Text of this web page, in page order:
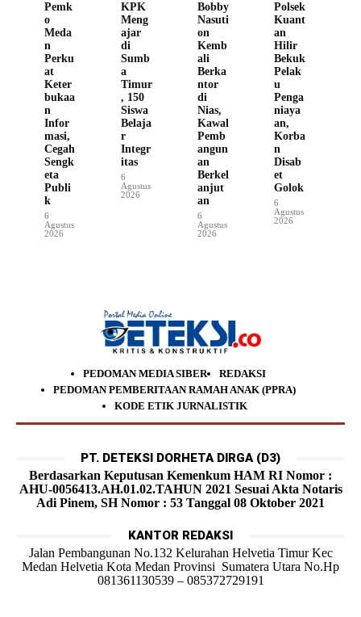
Pemk
o
Meda
n
Perku
at
Keter
bukaa
n
Infor
masi,
Cegah
Sengk
eta
Publi
k
6
Agustus
2026
KPK
Meng
ajar
di
Sumb
a
Timur
, 150
Siswa
Belaja
r
Integr
itas
6
Agustus
2026
Bobby
Nasuti
on
Kemb
ali
Berka
ntor
di
Nias,
Kawal
Pemb
angun
an
Berkel
anjut
an
6
Agustus
2026
Polsek
Kuant
an
Hilir
Bekuk
Pelak
u
Penga
niaya
an,
Korba
n
Disab
et
Golok
6
Agustus
2026
PEDOMAN MEDIA SIBER
REDAKSI
PEDOMAN PEMBERITAAN RAMAH ANAK (PPRA)
KODE ETIK JURNALISTIK
PT. DETEKSI DORHETA DIRGA (D3)
Berdasarkan Keputusan Kemenkum HAM RI Nomor :
AHU-0056413.AH.01.02.TAHUN 2021 Sesuai Akta Notaris
Adi Pinem, SH Nomor : 53 Tanggal 08 Oktober 2021
KANTOR REDAKSI
Jalan Pembangunan No.132 Kelurahan Helvetia Timur Kec
Medan Helvetia Kota Medan Provinsi Sumatera Utara No.Hp
081361130539 – 085372729191